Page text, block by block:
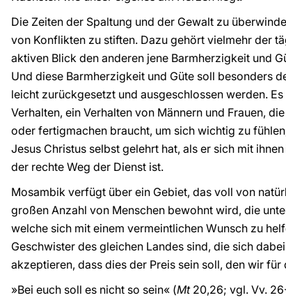
Die Zeiten der Spaltung und der Gewalt zu
von Konflikten zu stiften. Dazu gehört vielmehr der
aktiven Blick den anderen jene Barmherzigkeit und
Und diese Barmherzigkeit und Güte soll besonders
leicht zurückgesetzt und ausgeschlossen werden.
Verhalten, ein Verhalten von Männern und Frauen,
oder fertigmachen braucht, um sich wichtig zu
Jesus Christus selbst gelehrt hat, als er sich mit
der rechte Weg der Dienst ist.
Mosambik verfügt über ein Gebiet, das voll von
großen Anzahl von Menschen bewohnt wird, die
welche sich mit einem vermeintlichen Wunsch zu
Geschwister des gleichen Landes sind, die sich
akzeptieren, dass dies der Preis sein soll, den wir
»Bei euch soll es nicht so sein« (Mt20,26; vgl. Vv.